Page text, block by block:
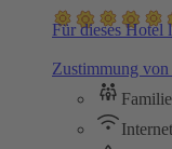
Für dieses Hotel
Zustimmung
Familie